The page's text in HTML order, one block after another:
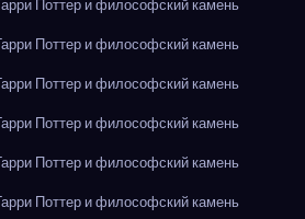
Поттер и философский камень
Поттер и философский камень
Поттер и философский камень
Поттер и философский камень
Поттер и философский камень
Поттер и философский камень